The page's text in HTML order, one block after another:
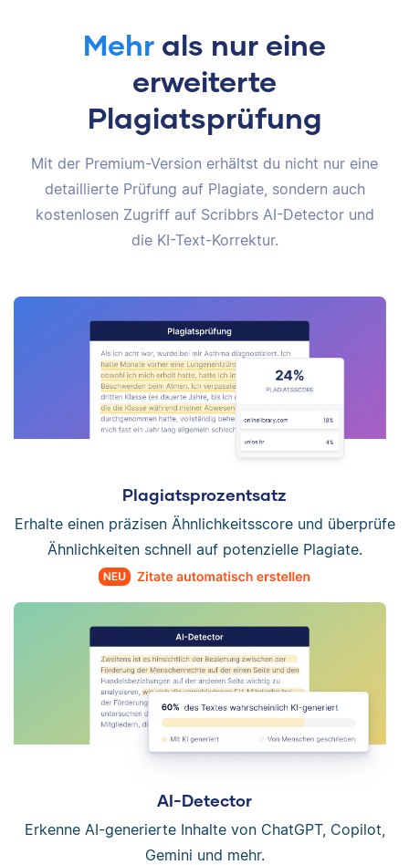
Mehr als nur eine
erweiterte
Plagiatsprüfung
Mit der Premium-Version erhältst du nicht nur eine
detaillierte Prüfung auf Plagiate, sondern auch
kostenlosen Zugriff auf Scribbrs AI-Detector und
die KI-Text-Korrektur.
Plagiatsprozentsatz
Erhalte einen präzisen Ähnlichkeitsscore und überprüfe
Ähnlichkeiten schnell auf potenzielle Plagiate.
AI-Detector
Erkenne AI-generierte Inhalte von ChatGPT, Copilot,
Gemini und mehr.